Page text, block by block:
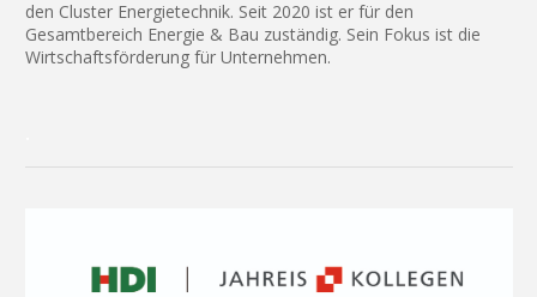
den Cluster Energietechnik. Seit 2020 ist er für den
Gesamtbereich Energie & Bau zuständig. Sein Fokus ist die
Wirtschaftsförderung für Unternehmen.